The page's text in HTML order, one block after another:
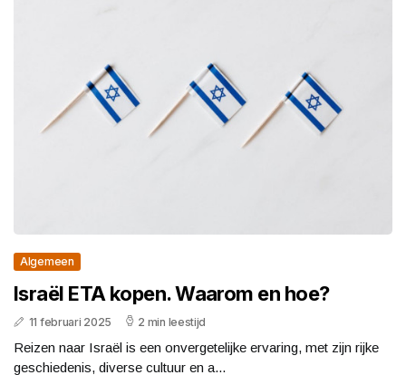
Algemeen
Israël ETA kopen. Waarom en hoe?
11 februari 2025 2 min leestijd
Reizen naar Israël is een onvergetelijke ervaring, met zijn rijke
geschiedenis, diverse cultuur en a...